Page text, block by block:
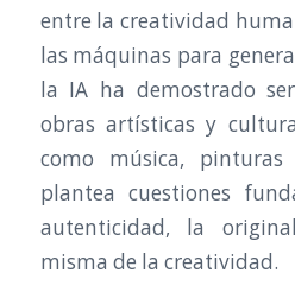
entre la creatividad
las máquinas para
la IA ha demostrado
obras artísticas y
como música,
plantea cuestiones
autenticidad, la
misma de la creatividad.